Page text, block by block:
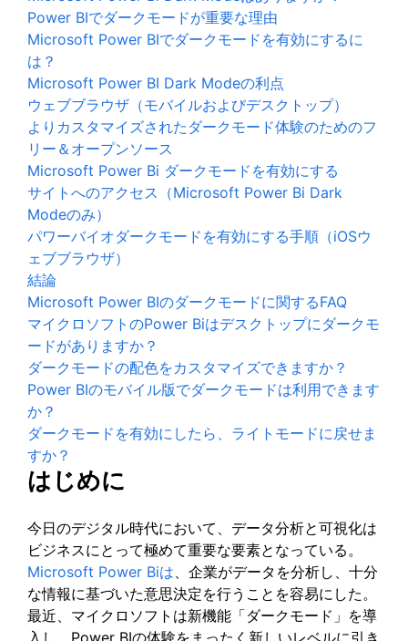
Power BIでダークモードが重要な理由
Microsoft Power BIでダークモードを有効にするに
は？
Microsoft Power BI Dark Modeの利点
ウェブブラウザ（モバイルおよびデスクトップ）
よりカスタマイズされたダークモード体験のためのフ
リー＆オープンソース
Microsoft Power Bi ダークモードを有効にする
サイトへのアクセス（Microsoft Power Bi Dark
Modeのみ）
パワーバイオダークモードを有効にする手順（iOSウ
ェブブラウザ）
結論
Microsoft Power BIのダークモードに関するFAQ
マイクロソフトのPower Biはデスクトップにダークモ
ードがありますか？
ダークモードの配色をカスタマイズできますか？
Power BIのモバイル版でダークモードは利用できます
か？
ダークモードを有効にしたら、ライトモードに戻せま
すか？
はじめに
今日のデジタル時代において、データ分析と可視化は
ビジネスにとって極めて重要な要素となっている。
Microsoft Power Biは、企業がデータを分析し、十分
な情報に基づいた意思決定を行うことを容易にした。
最近、マイクロソフトは新機能「ダークモード」を導
入し、Power BIの体験をまったく新しいレベルに引き